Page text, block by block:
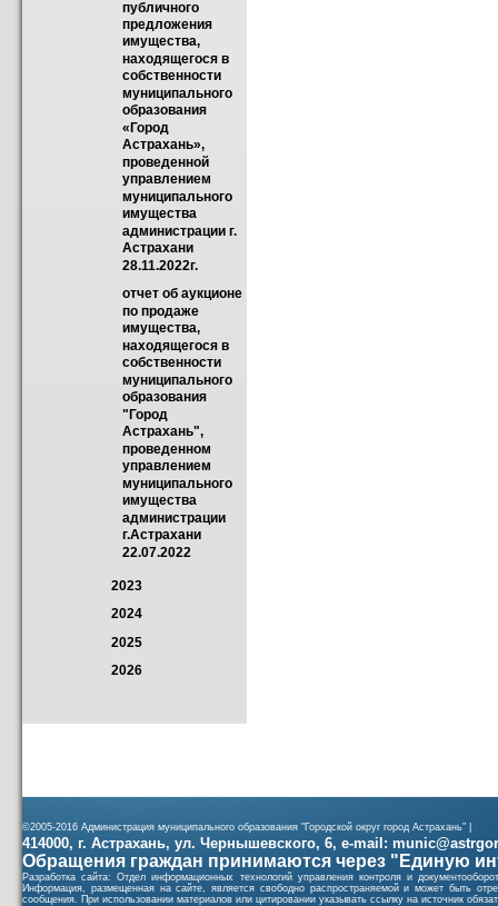
публичного
предложения
имущества,
находящегося в
собственности
муниципального
образования
«Город
Астрахань»,
проведенной
управлением
муниципального
имущества
администрации г.
Астрахани
28.11.2022г.
отчет об аукционе
по продаже
имущества,
находящегося в
собственности
муниципального
образования
"Город
Астрахань",
проведенном
управлением
муниципального
имущества
администрации
г.Астрахани
22.07.2022
2023
2024
2025
2026
©2005-2016 Администрация муниципального образования "Городской округ город Астрахань" |
414000, г. Астрахань, ул. Чернышевского, 6, e-mail:
Обращения граждан принимаются через "Единую
Разработка сайта: Отдел информационных технологий управления контроля и
Информация, размещенная на сайте, является свободно распространяемой и может быть
сообщения. При использовании материалов или цитировании указывать ссылку на источник